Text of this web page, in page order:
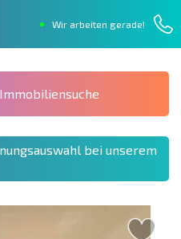
Wir arbeiten gerade!
bei unserem